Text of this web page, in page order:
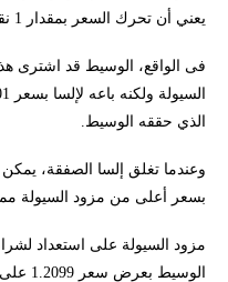
يعني أن تحرك السعر بمقدار 1 نقطة يعادل 300 دولار.
الذي حققه الوسيط.
بسعر أعلى من مزود السيولة
الوسيط بعرض سعر 1.2099 على إلسا، لضمان تحقيق ربح من الصفقة.